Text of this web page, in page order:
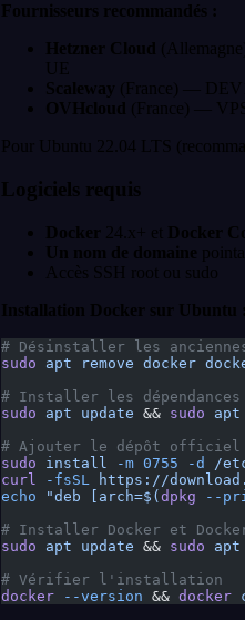
Fournisseurs recommandés :
Hetzner Cloud
UE
Scaleway (France) —
OVHcloud (France) —
Pour Ubuntu 22.04 LTS
Logiciels requis
Docker 24.x+ et Docker
Un nom de domaine
Accès SSH root ou sudo
Installation Docker sur Ubuntu :
# Désinstaller les
sudo apt remove docker
# Installer les dépendances
sudo apt update && sudo apt
# Ajouter le dépôt officiel
sudo install -m 0755 -d
/
curl
-fsSL https://
echo "deb [arch=$( dpkg --
# Installer Docker et Docker
sudo apt update && sudo apt
# Vérifier l'installation
docker --version && docker